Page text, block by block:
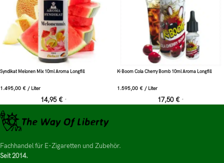
Syndikat Melonen Mix 10ml Aroma Longfill
1.495,00 € / Liter
14,95 € *
K-Boom Cola Cherry Bomb 10ml Aroma Longfill
1.595,00 € / Liter
17,50 € *
Fachhandel für E-Zigaretten und Zubehör.
Seit 2014.